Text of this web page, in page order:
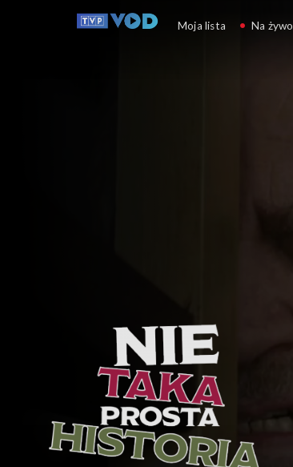
Moja lista Na żywo